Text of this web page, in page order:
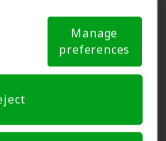
you are using an opt-out
honor that signal. Cookie
Manage
preferences
- Medina
Grande Shops Ave J-
44256
clínica